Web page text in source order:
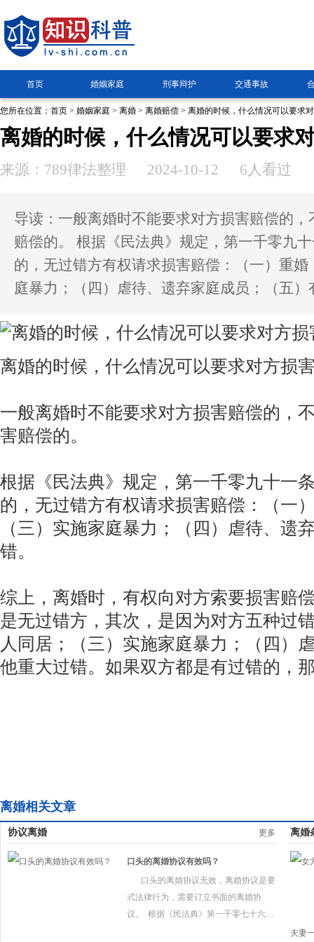
首页 婚姻家庭 刑事辩护 交通事故
您所在位置： 首页 > 婚姻家庭 > 离婚 > 离婚赔偿 > 离婚的时候，什么情况可以要求
离婚的时候，什么情况可以要求
来源：789律法整理 2024-10-12 6人看过
导读：一般离婚时不能要求对方损害赔偿的
赔偿的。 根据《民法典》规定，第一千零九
的，无过错方有权请求损害赔偿：（一）重
庭暴力；（四）虐待、遗弃家庭成员；（五
离婚的时候，什么情况可以要求对方损
一般离婚时不能要求对方损害赔偿的，
害赔偿的。
根据《民法典》规定，第一千零九十
的，无过错方有权请求损害赔偿：（一
（三）实施家庭暴力；（四）虐待、遗
错。
综上，离婚时，有权向对方索要损害赔
是无过错方，其次，是因为对方五种过
人同居；（三）实施家庭暴力；（四）
他重大过错。如果双方都是有过错的，
离婚相关文章
协议离婚 更多
口头的离婚协议有效吗？
口头的离婚协议无效，离婚协议是要
式法律行为，需要订立书面的离婚协
议。  根据《民法典》第一千零七十六条
离婚
夫妻